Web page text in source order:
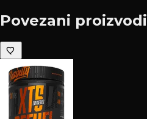
Povezani proizvodi